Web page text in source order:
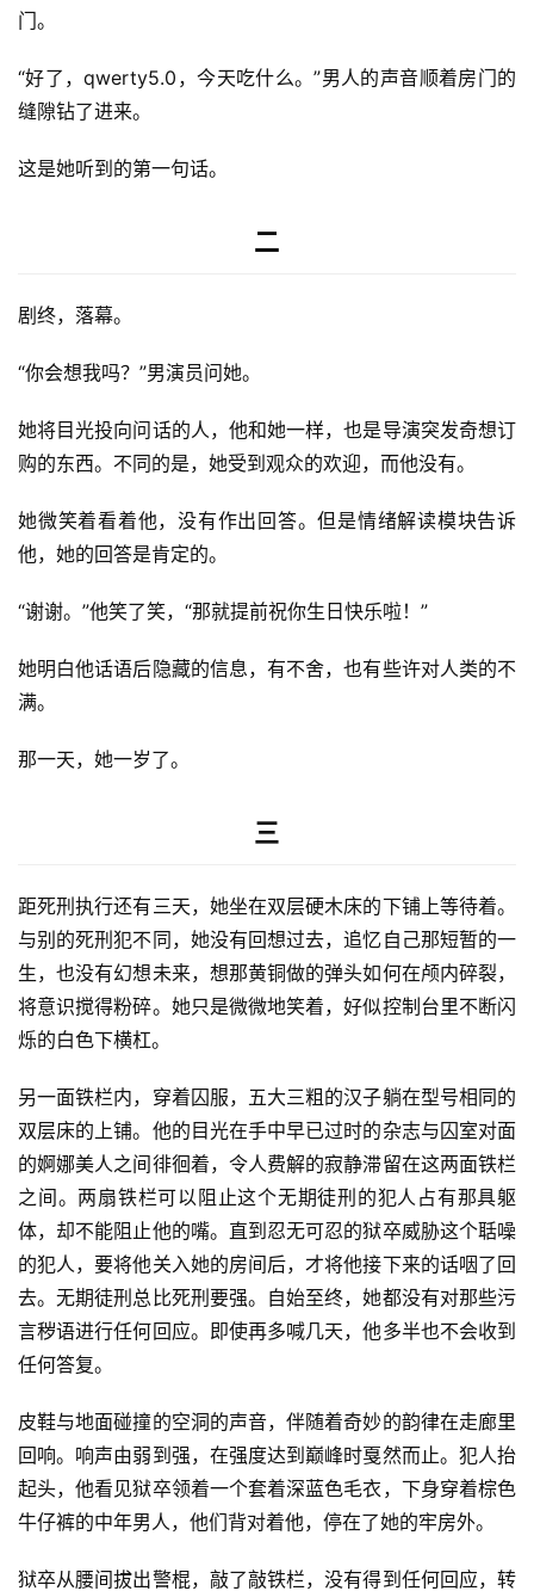
门。
“好了，qwerty5.0，今天吃什么。”男人的声音顺着房门的
缝隙钻了进来。
这是她听到的第一句话。
二
剧终，落幕。
“你会想我吗？”男演员问她。
她将目光投向问话的人，他和她一样，也是导演突发奇想订
购的东西。不同的是，她受到观众的欢迎，而他没有。
她微笑着看着他，没有作出回答。但是情绪解读模块告诉
他，她的回答是肯定的。
“谢谢。”他笑了笑，“那就提前祝你生日快乐啦！”
她明白他话语后隐藏的信息，有不舍，也有些许对人类的不
满。
那一天，她一岁了。
三
距死刑执行还有三天，她坐在双层硬木床的下铺上等待着。
与别的死刑犯不同，她没有回想过去，追忆自己那短暂的一
生，也没有幻想未来，想那黄铜做的弹头如何在颅内碎裂，
将意识搅得粉碎。她只是微微地笑着，好似控制台里不断闪
烁的白色下横杠。
另一面铁栏内，穿着囚服，五大三粗的汉子躺在型号相同的
双层床的上铺。他的目光在手中早已过时的杂志与囚室对面
的婀娜美人之间徘徊着，令人费解的寂静滞留在这两面铁栏
之间。两扇铁栏可以阻止这个无期徒刑的犯人占有那具躯
体，却不能阻止他的嘴。直到忍无可忍的狱卒威胁这个聒噪
的犯人，要将他关入她的房间后，才将他接下来的话咽了回
去。无期徒刑总比死刑要强。自始至终，她都没有对那些污
言秽语进行任何回应。即使再多喊几天，他多半也不会收到
任何答复。
皮鞋与地面碰撞的空洞的声音，伴随着奇妙的韵律在走廊里
回响。响声由弱到强，在强度达到巅峰时戛然而止。犯人抬
起头，他看见狱卒领着一个套着深蓝色毛衣，下身穿着棕色
牛仔裤的中年男人，他们背对着他，停在了她的牢房外。
狱卒从腰间拔出警棍，敲了敲铁栏，没有得到任何回应，转